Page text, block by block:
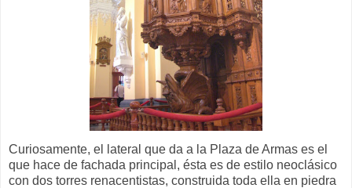
Curiosamente, el lateral que da a la Plaza de Armas es el
que hace de fachada principal, ésta es de estilo neoclásico
con dos torres renacentistas, construida toda ella en piedra